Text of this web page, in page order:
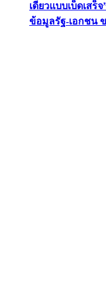
เดียวแบบเบ็ดเสร็
ข้อมูลรัฐ-เอกชน